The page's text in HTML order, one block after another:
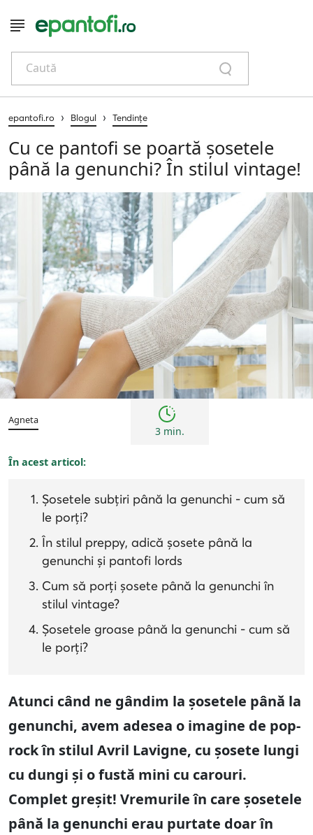
Caută
epantofi.ro › Blogul › Tendințe
Cu ce ​​pantofi se poartă șosetele
până la genunchi? În stilul vintage!
Tendințe
Agneta
3 min.
În acest articol:
Șosetele subțiri până la genunchi - cum să
le porți?
În stilul preppy, adică șosete până la
genunchi și pantofi lords
Cum să porți șosete până la genunchi în
stilul vintage?
Șosetele groase până la genunchi - cum să
le porți?
Atunci când ne gândim la șosetele până la
genunchi, avem adesea o imagine de pop-
rock în stilul Avril Lavigne, cu șosete lungi
cu dungi și o fustă mini cu carouri.
Complet greșit! Vremurile în care șosetele
până la genunchi erau purtate doar în